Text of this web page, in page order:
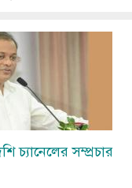
চ্যানেলের সম্প্রচার